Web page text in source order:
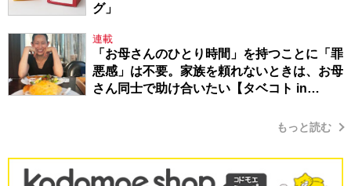
グ」
連載
「お母さんのひとり時間」を持つことに「罪
悪感」は不要。家族を頼れないときは、お母
さん同士で助け合いたい【タベコト in
もっと読む